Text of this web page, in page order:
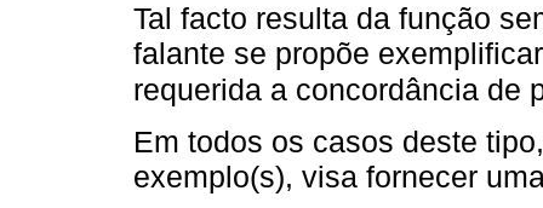
Tal facto resulta da função
falante se propõe
requerida a concordância de
Em todos os casos deste
exemplo(s), visa fornecer